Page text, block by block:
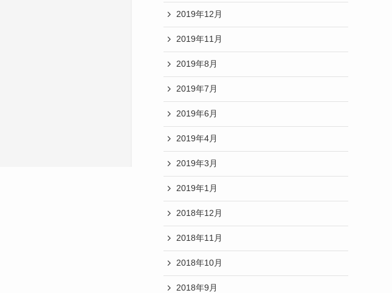
2019年12月
2019年11月
2019年8月
2019年7月
2019年6月
2019年4月
2019年3月
2019年1月
2018年12月
2018年11月
2018年10月
2018年9月